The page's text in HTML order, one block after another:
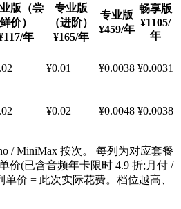
版（尝
鲜价）
/年
专业版
（进阶）
¥165/年
专业版
¥459/年
畅享版
¥1105/
年
¥0.01 ¥0.0038 ¥0.0031
¥0.02 ¥0.0048 ¥0.0038
/ MiniMax 按次。 每列为对应套餐
价(已含音频年卡限时 4.9 折;月付 /
价 = 此次实际花费。档位越高、